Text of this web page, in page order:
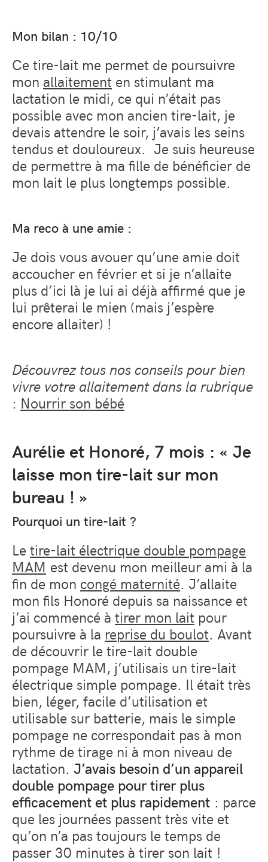
Mon bilan : 10/10
Ce tire-lait me permet de poursuivre
mon allaitement en stimulant ma
lactation le midi, ce qui n’était pas
possible avec mon ancien tire-lait, je
devais attendre le soir, j’avais les seins
tendus et douloureux. Je suis heureuse
de permettre à ma fille de bénéficier de
mon lait le plus longtemps possible.
Ma reco à une amie :
Je dois vous avouer qu’une amie doit
accoucher en février et si je n’allaite
plus d’ici là je lui ai déjà affirmé que je
lui prêterai le mien (mais j’espère
encore allaiter) !
Découvrez tous nos conseils pour bien
vivre votre allaitement dans la rubrique
: Nourrir son bébé
Aurélie et Honoré, 7 mois : « Je
laisse mon tire-lait sur mon
bureau ! »
Pourquoi un tire-lait ?
Le tire-lait électrique double pompage
MAM est devenu mon meilleur ami à la
fin de mon congé maternité. J’allaite
mon fils Honoré depuis sa naissance et
j’ai commencé à tirer mon lait pour
poursuivre à la reprise du boulot. Avant
de découvrir le tire-lait double
pompage MAM, j’utilisais un tire-lait
électrique simple pompage. Il était très
bien, léger, facile d’utilisation et
utilisable sur batterie, mais le simple
pompage ne correspondait pas à mon
rythme de tirage ni à mon niveau de
lactation. J’avais besoin d’un appareil
double pompage pour tirer plus
efficacement et plus rapidement : parce
que les journées passent très vite et
qu’on n’a pas toujours le temps de
passer 30 minutes à tirer son lait !